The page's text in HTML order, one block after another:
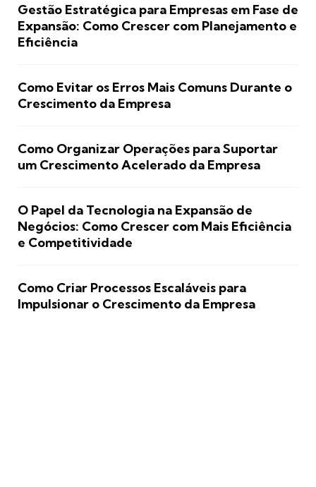
Gestão Estratégica para Empresas em Fase de
Expansão: Como Crescer com Planejamento e
Eficiência
Como Evitar os Erros Mais Comuns Durante o
Crescimento da Empresa
Como Organizar Operações para Suportar
um Crescimento Acelerado da Empresa
O Papel da Tecnologia na Expansão de
Negócios: Como Crescer com Mais Eficiência
e Competitividade
Como Criar Processos Escaláveis para
Impulsionar o Crescimento da Empresa